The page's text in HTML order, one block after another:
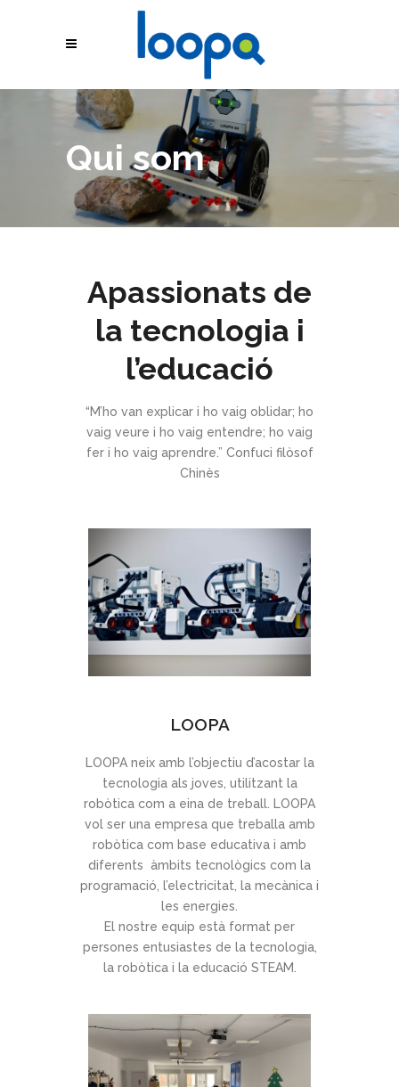
Qui som
Apassionats de
la tecnologia i
l’educació
“M’ho van explicar i ho vaig oblidar; ho
vaig veure i ho vaig entendre; ho vaig
fer i ho vaig aprendre.” Confuci filòsof
Chinès
LOOPA
LOOPA neix amb l’objectiu d’acostar la
tecnologia als joves, utilitzant la
robòtica com a eina de treball. LOOPA
vol ser una empresa que treballa amb
robòtica com base educativa i amb
diferents àmbits tecnològics com la
programació, l’electricitat, la mecànica i
les energies.
El nostre equip està format per
persones entusiastes de la tecnologia,
la robòtica i la educació STEAM.